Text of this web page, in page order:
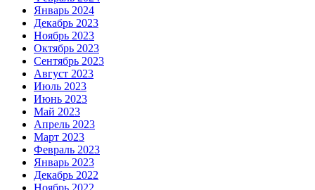
Январь 2024
Декабрь 2023
Ноябрь 2023
Октябрь 2023
Сентябрь 2023
Август 2023
Июль 2023
Июнь 2023
Май 2023
Апрель 2023
Март 2023
Февраль 2023
Январь 2023
Декабрь 2022